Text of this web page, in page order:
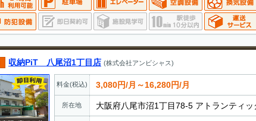
収納PiT 八尾沼1丁目店 (株式会社アンビシャス)
料金(税込) 3,080円/月～16,280円/月
所在地 大阪府八尾市沼1丁目78-5 アトランティ